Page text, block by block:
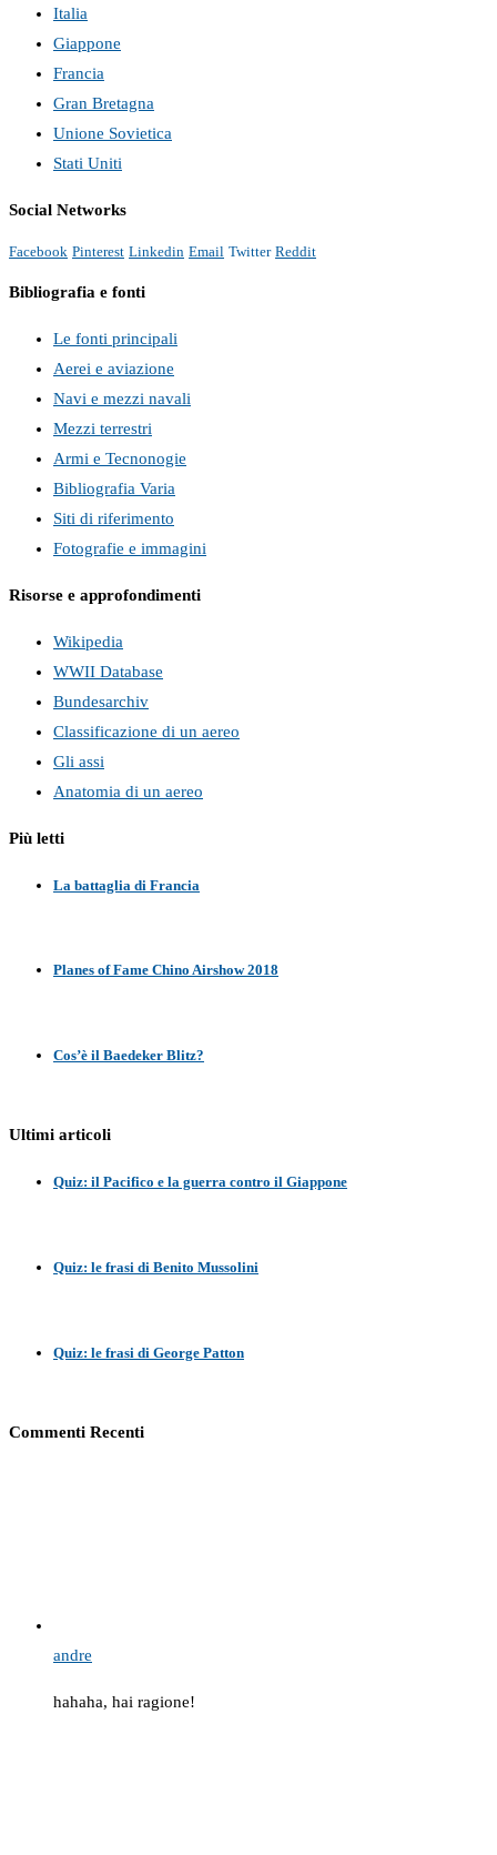
Italia
Giappone
Francia
Gran Bretagna
Unione Sovietica
Stati Uniti
Social Networks
Facebook Pinterest Linkedin Email Twitter Reddit
Bibliografia e fonti
Le fonti principali
Aerei e aviazione
Navi e mezzi navali
Mezzi terrestri
Armi e Tecnonogie
Bibliografia Varia
Siti di riferimento
Fotografie e immagini
Risorse e approfondimenti
Wikipedia
WWII Database
Bundesarchiv
Classificazione di un aereo
Gli assi
Anatomia di un aereo
Più letti
La battaglia di Francia
Planes of Fame Chino Airshow 2018
Cos’è il Baedeker Blitz?
Ultimi articoli
Quiz: il Pacifico e la guerra contro il Giappone
Quiz: le frasi di Benito Mussolini
Quiz: le frasi di George Patton
Commenti Recenti
andre
hahaha, hai ragione!